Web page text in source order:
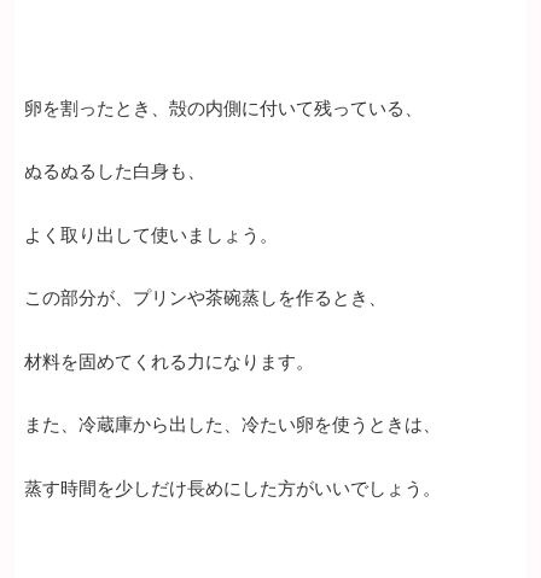
卵を割ったとき、殻の内側に付いて残っている、
ぬるぬるした白身も、
よく取り出して使いましょう。
この部分が、プリンや茶碗蒸しを作るとき、
材料を固めてくれる力になります。
また、冷蔵庫から出した、冷たい卵を使うときは、
蒸す時間を少しだけ長めにした方がいいでしょう。